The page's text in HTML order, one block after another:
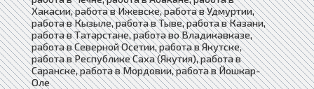
Хакасии, работа в Ижевске, работа в Удмуртии,
работа в Кызыле, работа в Тыве, работа в Казани,
работа в Татарстане, работа во Владикавказе,
работа в Северной Осетии, работа в Якутске,
работа в Республике Саха (Якутия), работа в
Саранске, работа в Мордовии, работа в Йошкар-
Оле